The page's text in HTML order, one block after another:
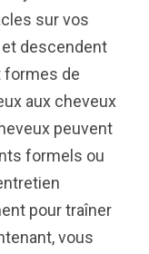
sur vos
descendent
formes de
aux cheveux
peuvent
formels ou
pour traîner
vous